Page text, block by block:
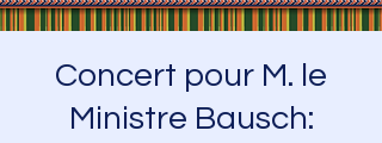
Concert pour M. le
Ministre Bausch: